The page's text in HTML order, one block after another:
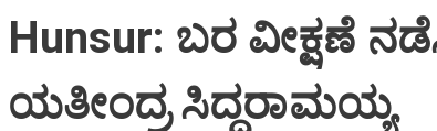
Hunsur: ಬರ ವೀಕ್ಷಣೆ
ಯತೀಂದ್ರ ಸಿದ್ದರಾಮಯ್ಯ